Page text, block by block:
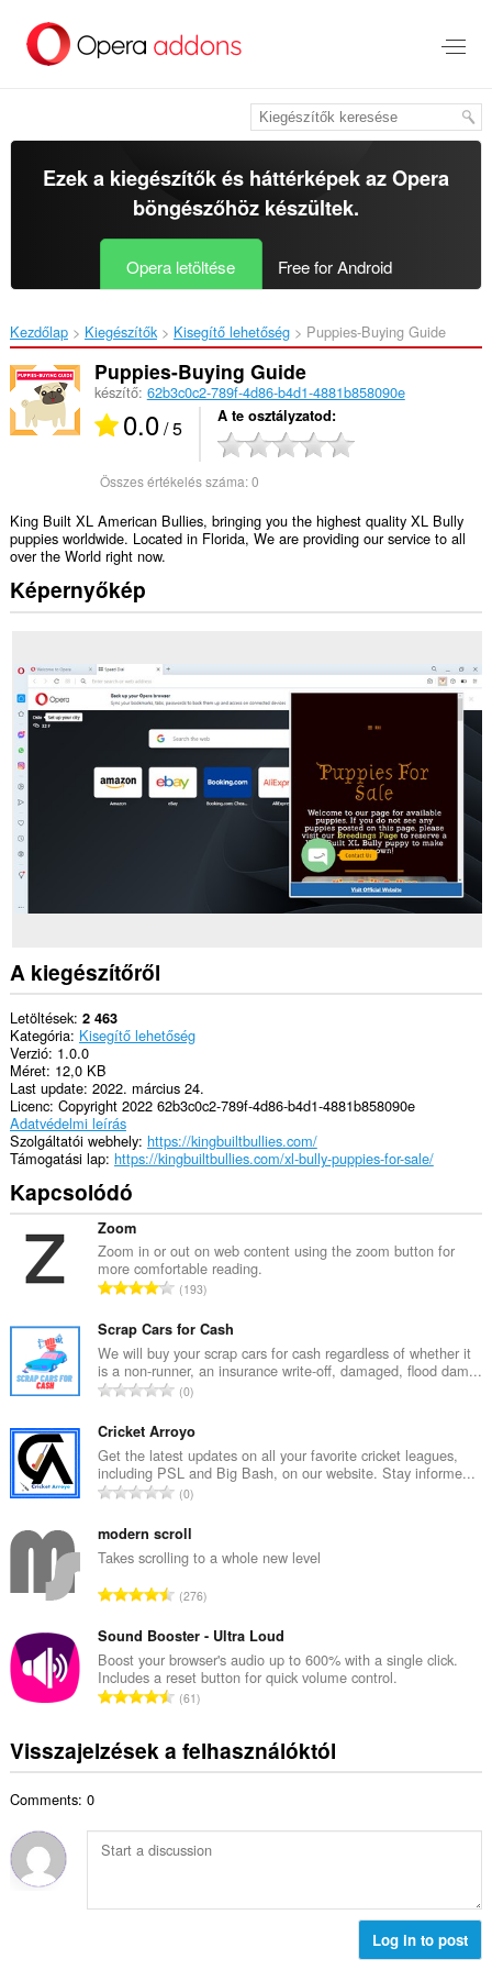
Ezek a kiegészítők és háttérképek azOpera
böngészőhözkészültek.
Opera letöltése Free for Android
Kezdőlap Kiegészítők Kisegítő lehetőség Puppies-Buying Guide‎
Puppies-Buying Guide
készítő: 62b3c0c2-789f-4d86-b4d1-4881b858090e
0.0/ 5 A te osztályzatod
Összes értékelés száma:0
King Built XL American Bullies, bringing you the highest quality XL Bully
puppies worldwide. Located in Florida, We are providing our service to all
over the World right now.
Képernyőkép
A kiegészítőről
Letöltések 2 463
Kategória Kisegítő lehetőség
Verzió 1.0.0
Méret 12,0 KB
Last update 2022. március 24.
Licenc Copyright 2022 62b3c0c2-789f-4d86-b4d1-4881b858090e
Adatvédelmi leírás
Szolgáltatói webhely https://kingbuiltbullies.com/
Támogatási lap https://kingbuiltbullies.com/xl-bully-puppies-for-sale/
Kapcsolódó
Zoom
Zoom in or out on web content using the zoom button for
more comfortable reading.
Ö
s
z
e
s
r
t
é
k
e
l
é
s
z
á
m
a
193
Scrap Cars for Cash
We will buy your scrap cars for cash regardless of whether it
is a non-runner, an insurance write-off, damaged, flood dam...
Ö
s
z
e
s
r
t
é
k
e
l
é
s
z
á
:
0
Cricket Arroyo
Get the latest updates on all your favorite cricket leagues,
including PSL and Big Bash, on our website. Stay informe...
Ö
s
z
s
r
t
é
k
l
é
z
a
0
modern scroll
Takes scrolling to a whole new level
Ö
s
z
e
s
r
t
e
l
276
Sound Booster - Ultra Loud
Boost your browser's audio up to 600% with a single click.
Includes a reset button for quick volume control.
Ö
z
é
r
k
61
Visszajelzések a felhasználóktól
Comments: 0
Log in to post